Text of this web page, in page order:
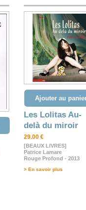
Ajouter au
Les Lolitas Au-
delà du miroir
29.00 €
[BEAUX LIVRES]
Patrice Lamare
Rouge Profond - 2013
> En savoir plus